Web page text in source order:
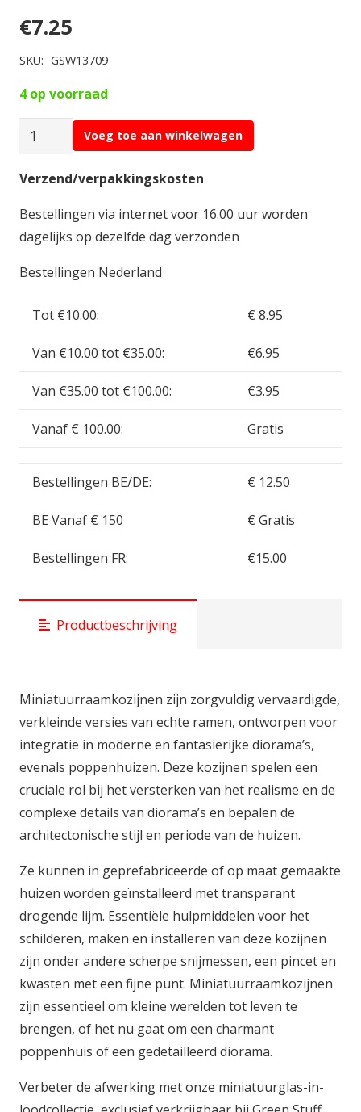
€7.25
SKU: GSW13709
4 op voorraad
Green
Large
Arched
Miniature
Windows
aantal
Voeg toe aan winkelwagen
Verzend/verpakkingskosten
Bestellingen via internet voor 16.00 uur worden
dagelijks op dezelfde dag verzonden
Bestellingen Nederland
Tot €10.00: € 8.95
Van €10.00 tot €35.00: €6.95
Van €35.00 tot €100.00: €3.95
Vanaf € 100.00: Gratis
Bestellingen BE/DE: € 12.50
BE Vanaf € 150 € Gratis
Bestellingen FR: €15.00
Productbeschrijving
Miniatuurraamkozijnen zijn zorgvuldig vervaardigde,
verkleinde versies van echte ramen, ontworpen voor
integratie in moderne en fantasierijke diorama’s,
evenals poppenhuizen. Deze kozijnen spelen een
cruciale rol bij het versterken van het realisme en de
complexe details van diorama’s en bepalen de
architectonische stijl en periode van de huizen.
Ze kunnen in geprefabriceerde of op maat gemaakte
huizen worden geïnstalleerd met transparant
drogende lijm. Essentiële hulpmiddelen voor het
schilderen, maken en installeren van deze kozijnen
zijn onder andere scherpe snijmessen, een pincet en
kwasten met een fijne punt. Miniatuurraamkozijnen
zijn essentieel om kleine werelden tot leven te
brengen, of het nu gaat om een ​​charmant
poppenhuis of een gedetailleerd diorama.
Verbeter de afwerking met onze miniatuurglas-in-